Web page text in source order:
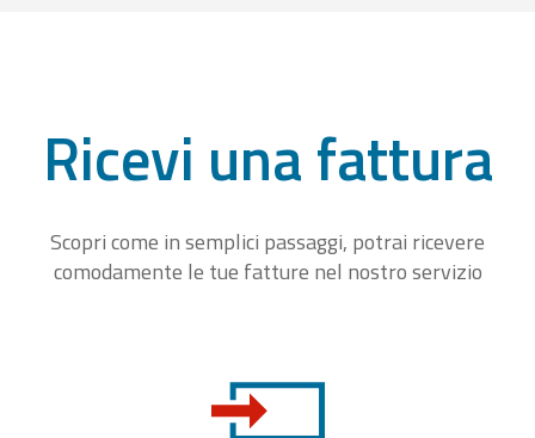
Ricevi una fattura
Scopri come in semplici passaggi, potrai ricevere
comodamente le tue fatture nel nostro servizio